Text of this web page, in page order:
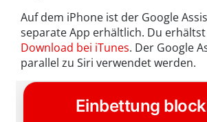
Auf dem iPhone ist der Google
separate App erhältlich. Du
Download bei iTunes. Der Google
parallel zu Siri verwendet werden.